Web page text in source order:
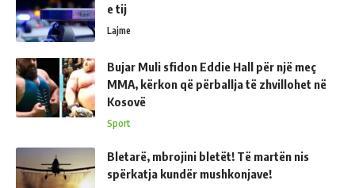
e tij
Lajme
Bujar Muli sfidon Eddie Hall për një meç
MMA, kërkon që përballja të zhvillohet në
Kosovë
Sport
Bletarë, mbrojini bletët! Të martën nis
spërkatja kundër mushkonjave!